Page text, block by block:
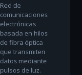
Red de
comunicaciones
electrónicas
basada en hilos
de fibra óptica
que transmiten
datos mediante
pulsos de luz.